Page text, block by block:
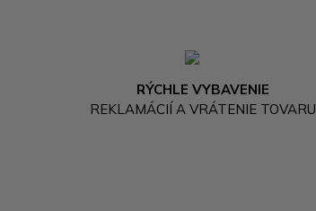
RÝCHLE VYBAVENIE
REKLAMÁCIÍ A VRÁTENIE TOVARU